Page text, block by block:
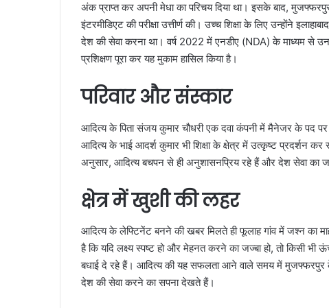
अंक प्राप्त कर अपनी मेधा का परिचय दिया था। इसके बाद,
इंटरमीडिएट की परीक्षा उत्तीर्ण की। उच्च शिक्षा के लिए उन्होंने
देश की सेवा करना था। वर्ष 2022 में एनडीए (NDA) के माध्यम से
प्रशिक्षण पूरा कर यह मुकाम हासिल किया है।
परिवार और संस्कार
आदित्य के पिता संजय कुमार चौधरी एक दवा कंपनी में मैनेजर के पद पर
आदित्य के भाई आदर्श कुमार भी शिक्षा के क्षेत्र में उत्कृष्ट प्रदर्शन
अनुसार, आदित्य बचपन से ही अनुशासनप्रिय रहे हैं और देश सेवा का
क्षेत्र में खुशी की लहर
आदित्य के लेफ्टिनेंट बनने की खबर मिलते ही फूलाह गांव में जश्न का
है कि यदि लक्ष्य स्पष्ट हो और मेहनत करने का जज्बा हो, तो किसी
बधाई दे रहे हैं। आदित्य की यह सफलता आने वाले समय में मुजफ्फरपुर
देश की सेवा करने का सपना देखते हैं।